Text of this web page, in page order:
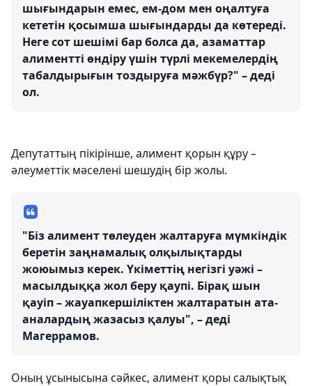
шығындарын емес, ем-дом мен оңалтуға
кететін қосымша шығындарды да көтереді.
Неге сот шешімі бар болса да, азаматтар
алиментті өндіру үшін түрлі мекемелердің
табалдырығын тоздыруға мәжбүр?" – деді
ол.
Депутаттың пікірінше, алимент қорын құру –
әлеуметтік мәселені шешудің бір жолы.
"Біз алимент төлеуден жалтаруға мүмкіндік
беретін заңнамалық олқылықтарды
жоюымыз керек. Үкіметтің негізгі уәжі –
масылдыққа жол беру қаупі. Бірақ шын
қауіп – жауапкершіліктен жалтаратын ата-
аналардың жазасыз қалуы", – деді
Магеррамов.
Оның ұсынысына сәйкес, алимент қоры салықтық